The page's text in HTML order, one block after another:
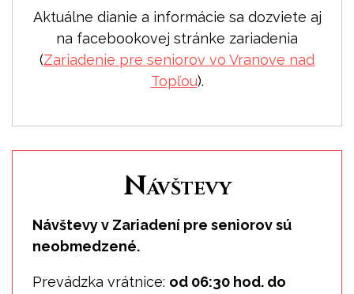
Aktuálne dianie a informácie sa dozviete aj
na facebookovej stránke zariadenia
(Zariadenie pre seniorov vo Vranove nad
Topľou).
Návštevy
Návštevy v Zariadení pre seniorov sú
neobmedzené.
Prevádzka vrátnice: od 06:30 hod. do